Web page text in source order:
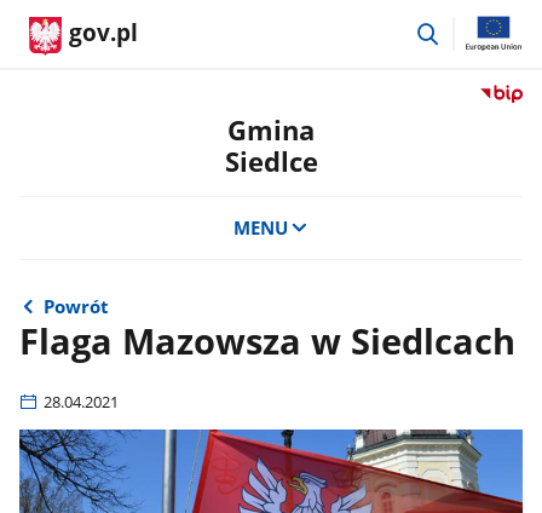
gov.pl
przejdź
Przejdź
Gmina
Siedlce
MENU
Powrót
Flaga Mazowsza w Siedlcach
28.04.2021